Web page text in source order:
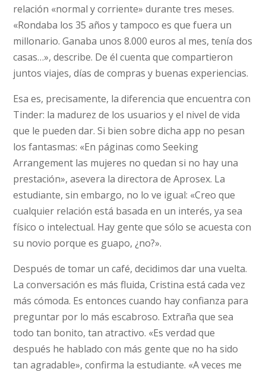
relación «normal y corriente» durante tres meses.
«Rondaba los 35 años y tampoco es que fuera un
millonario. Ganaba unos 8.000 euros al mes, tenía dos
casas…», describe. De él cuenta que compartieron
juntos viajes, días de compras y buenas experiencias.
Esa es, precisamente, la diferencia que encuentra con
Tinder: la madurez de los usuarios y el nivel de vida
que le pueden dar. Si bien sobre dicha app no pesan
los fantasmas: «En páginas como Seeking
Arrangement las mujeres no quedan si no hay una
prestación», asevera la directora de Aprosex. La
estudiante, sin embargo, no lo ve igual: «Creo que
cualquier relación está basada en un interés, ya sea
físico o intelectual. Hay gente que sólo se acuesta con
su novio porque es guapo, ¿no?».
Después de tomar un café, decidimos dar una vuelta.
La conversación es más fluida, Cristina está cada vez
más cómoda. Es entonces cuando hay confianza para
preguntar por lo más escabroso. Extraña que sea
todo tan bonito, tan atractivo. «Es verdad que
después he hablado con más gente que no ha sido
tan agradable», confirma la estudiante. «A veces me